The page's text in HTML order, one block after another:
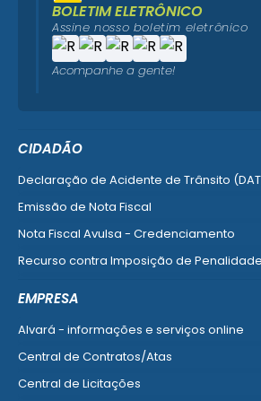
CIDADÃO
Declaração de Acidente de Trânsito
Emissão de Nota Fiscal
Nota Fiscal Avulsa - Credenciamento
Recurso contra Imposição de Penalidade
EMPRESA
Alvará - informações e serviços online
Central de Contratos/Atas
Central de Licitações
BOLETIM ELETRÔNICO
Assine nosso boletim eletrônico
Acompanhe a gente!